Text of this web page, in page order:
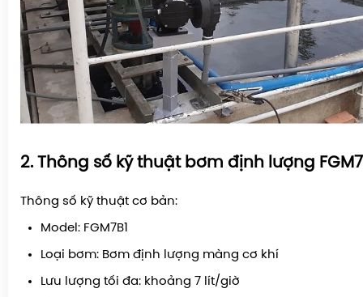
2. Thông số kỹ thuật bơm định lượng
Thông số kỹ thuật cơ bản:
Model: FGM7B1
Loại bơm: Bơm định lượng màng cơ khí
Lưu lượng tối đa: khoảng 7 lít/giờ